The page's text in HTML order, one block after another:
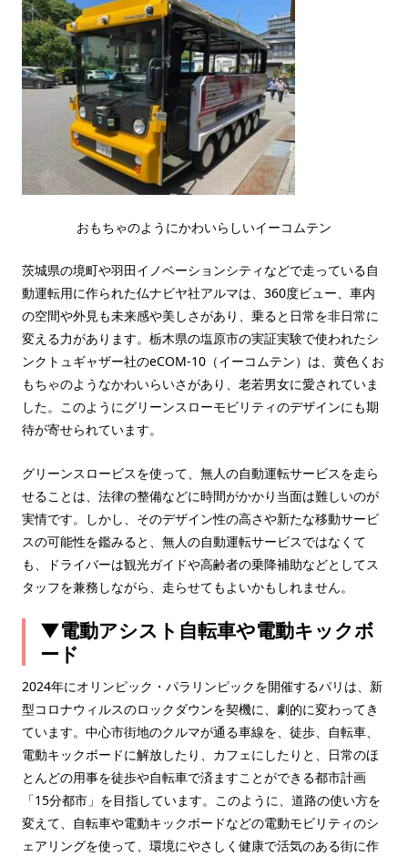
おもちゃのようにかわいらしいイーコムテン
茨城県の境町や羽田イノベーションシティなどで走っている自
動運転用に作られた仏ナビヤ社アルマは、360度ビュー、車内
の空間や外見も未来感や美しさがあり、乗ると日常を非日常に
変える力があります。栃木県の塩原市の実証実験で使われたシ
ンクトュギャザー社のeCOM-10（イーコムテン）は、黄色くお
もちゃのようなかわいらいさがあり、老若男女に愛されていま
した。このようにグリーンスローモビリティのデザインにも期
待が寄せられています。
グリーンスロービスを使って、無人の自動運転サービスを走ら
せることは、法律の整備などに時間がかかり当面は難しいのが
実情です。しかし、そのデザイン性の高さや新たな移動サービ
スの可能性を鑑みると、無人の自動運転サービスではなくて
も、ドライバーは観光ガイドや高齢者の乗降補助などとしてス
タッフを兼務しながら、走らせてもよいかもしれません。
▼電動アシスト自転車や電動キックボ
ード
2024年にオリンピック・パラリンピックを開催するパリは、新
型コロナウィルスのロックダウンを契機に、劇的に変わってき
ています。中心市街地のクルマが通る車線を、徒歩、自転車、
電動キックボードに解放したり、カフェにしたりと、日常のほ
とんどの用事を徒歩や自転車で済ますことができる都市計画
「15分都市」を目指しています。このように、道路の使い方を
変えて、自転車や電動キックボードなどの電動モビリティのシ
ェアリングを使って、環境にやさしく健康で活気のある街に作